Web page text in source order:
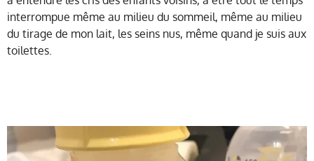
interrompue même au milieu du sommeil, même au milieu
du tirage de mon lait, les seins nus, même quand je suis aux
toilettes.